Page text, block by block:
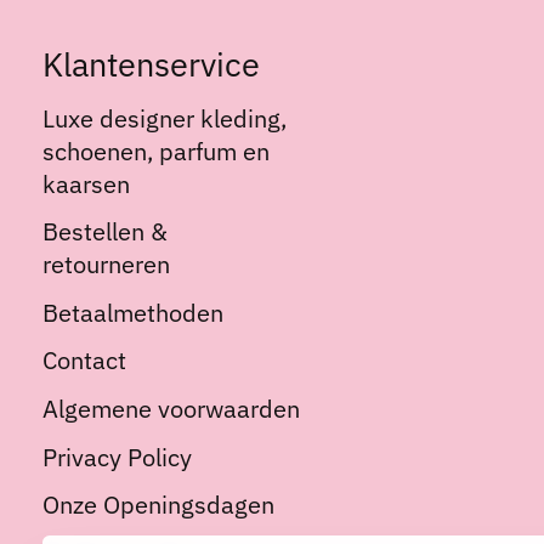
Klantenservice
Luxe designer kleding,
schoenen, parfum en
kaarsen
Bestellen &
retourneren
Betaalmethoden
Contact
Algemene voorwaarden
Privacy Policy
Onze Openingsdagen